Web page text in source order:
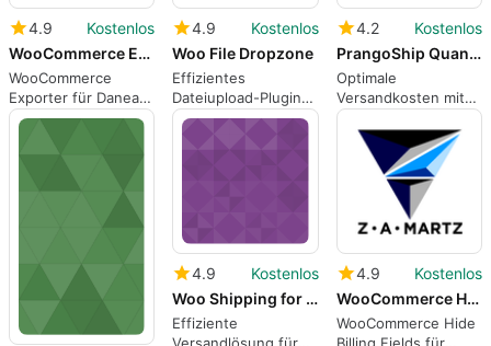
4.9
Kostenlos
WooCommerce Exporter for Danea
WooCommerce
Exporter für Danea:
Effiziente
4.9
Kostenlos
Woo File Dropzone
Effizientes
Dateiupload-Plugin
für WooCommerce
4.2
Kostenlos
PrangoShip Quantity Based for WooCommerce
Optimale
Versandkosten mit
PrangoShip für
WooCommerce
4.9
Kostenlos
Woo Shipping for Nova Poshta
Effiziente
4.9
Kostenlos
WooCommerce Hide Billing Fields
WooCommerce Hide